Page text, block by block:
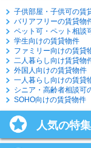
子供部屋・子供可の賃
バリアフリーの賃貸物
ペット可・ペット相談
学生向けの賃貸物件
ファミリー向けの賃貸
二人暮らし向け賃貸物
外国人向けの賃貸物件
一人暮らし向けの賃貸
シニア・高齢者相談可
SOHO向けの賃貸物件
人気の特集